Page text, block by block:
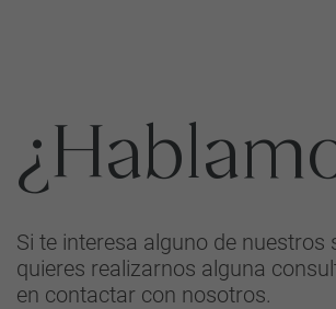
Si te interesa alguno de nuestros
quieres realizarnos alguna
en contactar con nosotros.